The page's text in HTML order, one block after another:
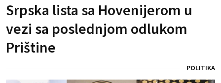
Srpska lista sa Hovenijerom u
vezi sa poslednjom odlukom
Prištine
POLITIKA